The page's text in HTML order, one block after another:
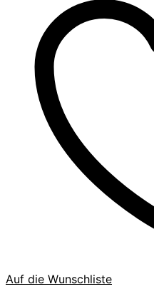
Auf die Wunschliste